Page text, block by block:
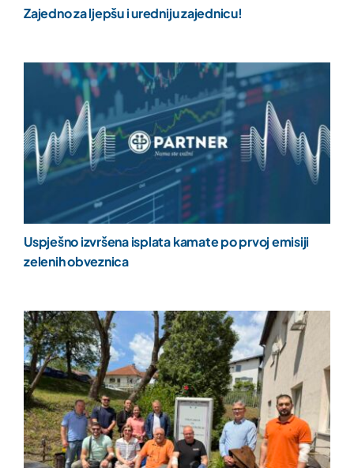
Zajedno za ljepšu i uredniju zajednicu!
Uspješno izvršena isplata kamate po prvoj emisiji
zelenih obveznica